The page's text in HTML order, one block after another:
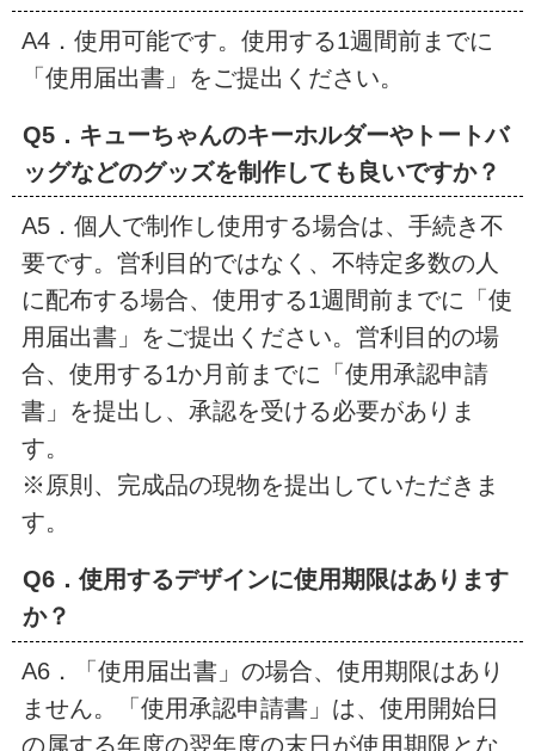
A4．使用可能です。使用する1週間前までに
「使用届出書」をご提出ください。
Q5．キューちゃんのキーホルダーやトートバ
ッグなどのグッズを制作しても良いですか？
A5．個人で制作し使用する場合は、手続き不
要です。営利目的ではなく、不特定多数の人
に配布する場合、使用する1週間前までに「使
用届出書」をご提出ください。営利目的の場
合、使用する1か月前までに「使用承認申請
書」を提出し、承認を受ける必要がありま
す。
※原則、完成品の現物を提出していただきま
す。
Q6．使用するデザインに使用期限はあります
か？
A6．「使用届出書」の場合、使用期限はあり
ません。「使用承認申請書」は、使用開始日
の属する年度の翌年度の末日が使用期限とな